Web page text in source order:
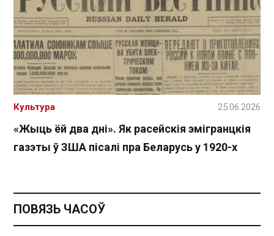
«Жыць ёй два дні». Як расейскія эмігранцкія
газэты ў ЗША пісалі пра Беларусь у 1920-х
Культура 25.06.2026
ПОВЯЗЬ ЧАСОЎ